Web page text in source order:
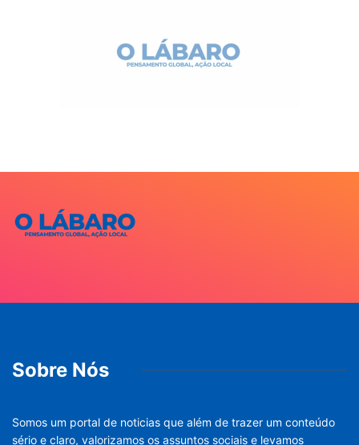
Sobre Nós
Somos um portal de noticias que além de trazer um conteúdo
sério e claro, valorizamos os assuntos sociais e levamos